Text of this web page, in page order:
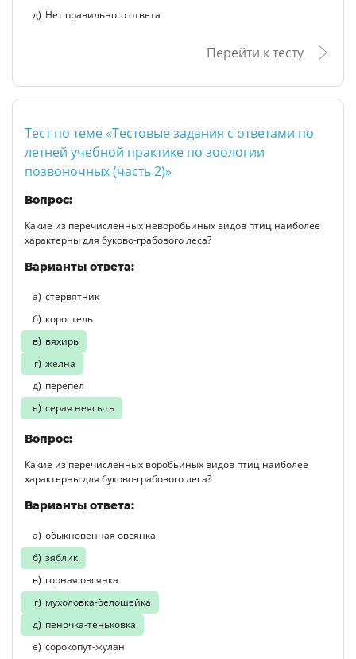
Нет правильного ответа
Перейти к тесту
Тест по теме «Тестовые задания с ответами по
летней учебной практике по зоологии
позвоночных (часть 2)»
Вопрос:
Какие из перечисленных неворобьиных видов птиц наиболее
характерны для буково-грабового леса?
Варианты ответа:
стервятник
коростель
вяхирь
желна
перепел
серая неясыть
Вопрос:
Какие из перечисленных воробьиных видов птиц наиболее
характерны для буково-грабового леса?
Варианты ответа:
обыкновенная овсянка
зяблик
горная овсянка
мухоловка-белошейка
пеночка-теньковка
сорокопут-жулан